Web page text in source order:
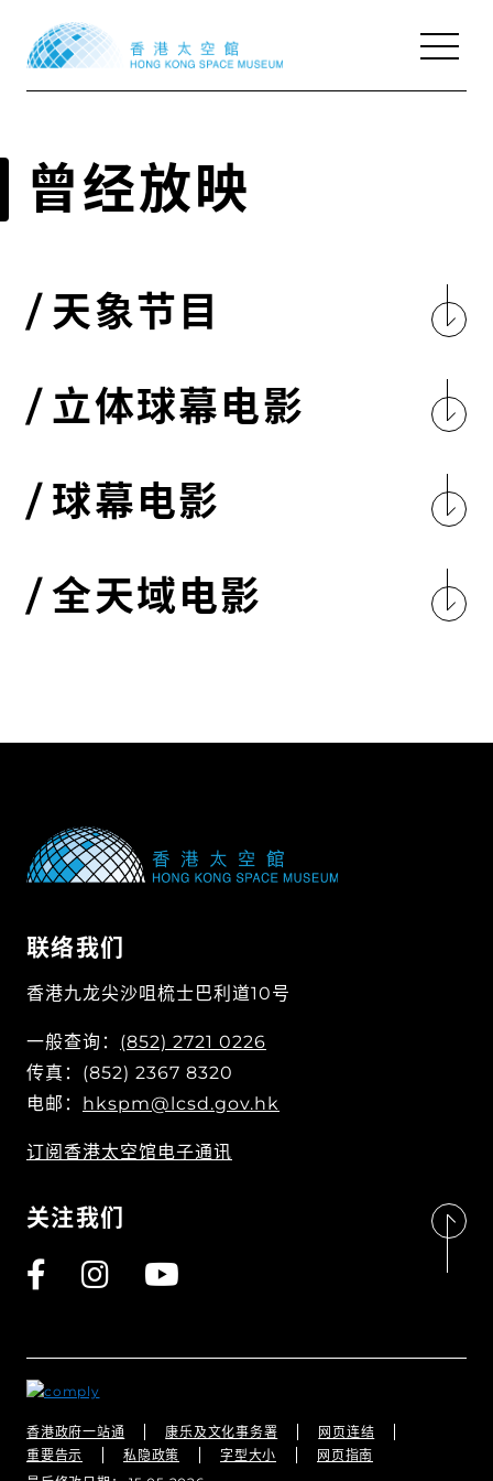
展览
网上资源
曾经放映
天象节目
立体球幕电影
球幕电影
全天域电影
联络我们
香港九龙尖沙咀梳士巴利道10号
一般查询： (852) 2721 0226
传真：(852) 2367 8320
电邮： hkspm@lcsd.gov.hk
订阅香港太空馆电子通讯
关注我们
香港政府一站通 康乐及文化事务署
网页连结
重要告示
私隐政策 字型大小
网页指南